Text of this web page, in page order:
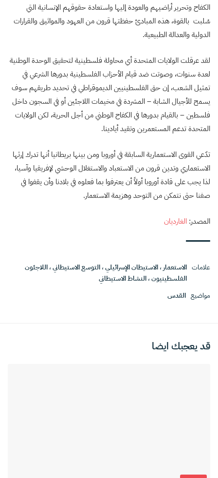
الكفاح وتحرير أراضيهم والعودة إليها واستعادة حقوقهم الإنسانية التي
سُلبت بالقوة، هذه المبادئ حفظتها قرون من العهود والمواثيق والقرارات
الدولية والعدالة الطبيعية.
لقد عرقلت الولايات المتحدة أي محاولة فلسطينية لتحقيق الوحدة الوطنية
لعدة سنوات، وصوتت ضد قيام الأحزاب الفلسطينية بدورها الشرعي في
تمثيل الشعب، إن حق الفلسطينيين الديموقراطي في تحديد طريقهم سوف
يسمح للأجيال الشابة – المشردة في مخيمات اللاجئين أو في السجون داخل
فلسطين – بالقيام بدورها في الكفاح الوطني من أجل الحرية، لكن الولايات
المتحدة تدعم المستعمرين وتقيد أيادينا.
تدّعي القوى الاستعمارية السابقة في أوروبا ومن بينها بريطانيا أنها تدرك إرثها
الاستعماري وتدين قرون من الاستعباد والاستغلال الوحشي لإفريقيا وآسيا،
لذا يجب على قادة أوروبا أولاً أن يعترفوا بما فعلوه في بلادنا وأن يقفوا في
صفنا حتى نتمكن من التوحد وهزيمة الاستعمار.
المصدر: الغارديان
علامات الاستعمار ،الاستيطان الإسرائيلي،التوسع الاستيطاني،اللاجئون
الفلسطينيون،النشاط الاستيطاني
مواضيع القدس
قد يعجبك ايضا